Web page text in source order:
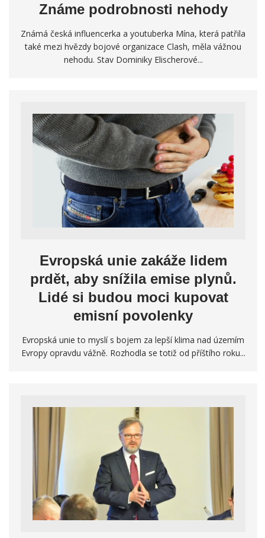
Známe podrobnosti nehody
Známá česká influencerka a youtuberka Mína, která patřila
také mezi hvězdy bojové organizace Clash, měla vážnou
nehodu. Stav Dominiky Elischerové...
Evropská unie zakáže lidem
prdět, aby snížila emise plynů.
Lidé si budou moci kupovat
emisní povolenky
Evropská unie to myslí s bojem za lepší klima nad územím
Evropy opravdu vážně. Rozhodla se totiž od příštího roku...